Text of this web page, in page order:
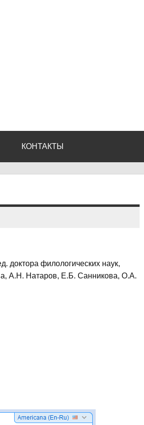
КОНТАКТЫ
доктора филологических наук,
А.Н. Натаров, Е.Б. Санникова, О.А.